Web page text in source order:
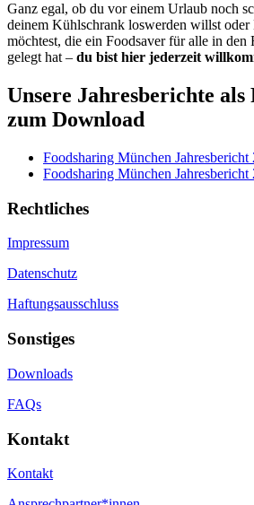
Ganz egal, ob du vor einem Urlaub noch
deinem Kühlschrank loswerden willst oder
möchtest, die ein Foodsaver für alle in den
gelegt hat – du bist hier jederzeit
Unsere Jahresberichte als
zum Download
Foodsharing München
Foodsharing München
Rechtliches
Impressum
Datenschutz
Haftungsausschluss
Sonstiges
Downloads
FAQs
Kontakt
Kontakt